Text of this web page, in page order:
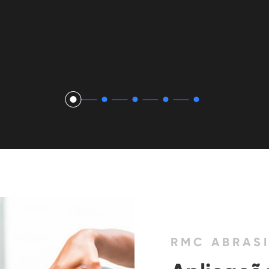
RMC